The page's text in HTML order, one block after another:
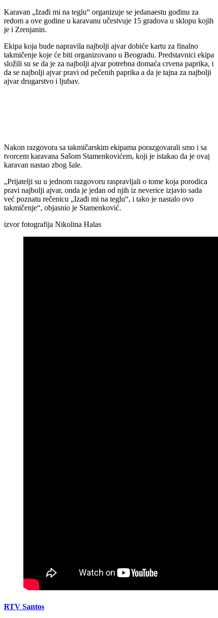
Karavan „Izađi mi na teglu“ organizuje se jedanaestu godinu za
redom a ove godine u karavanu učestvuje 15 gradova u sklopu kojih
je i Zrenjanin.
Ekipa koja bude napravila najbolji ajvar dobiće kartu za finalno
takmičenje koje će biti organizovano u Beogradu. Predstavnici ekipa
složili su se da je za najbolji ajvar potrebna domaća crvena paprika, i
da se najbolji ajvar pravi od pečenih paprika a da je tajna za najbolji
ajvar drugarstvo i ljubav.
Nakon razgovora sa takmičarskim ekipama porazgovarali smo i sa
tvorcem karavana Sašom Stamenkovićem, koji je istakao da je ovaj
karavan nastao zbog šale.
„Prijatelji su u jednom razgovoru raspravljali o tome koja porodica
pravi najbolji ajvar, onda je jedan od njih iz neverice izjavio sada
već poznatu rečenicu „Izađi mi na teglu“, i tako je nastalo ovo
takmičenje“, objasnio je Stamenković.
izvor fotografija Nikolina Halas
RTV Santos